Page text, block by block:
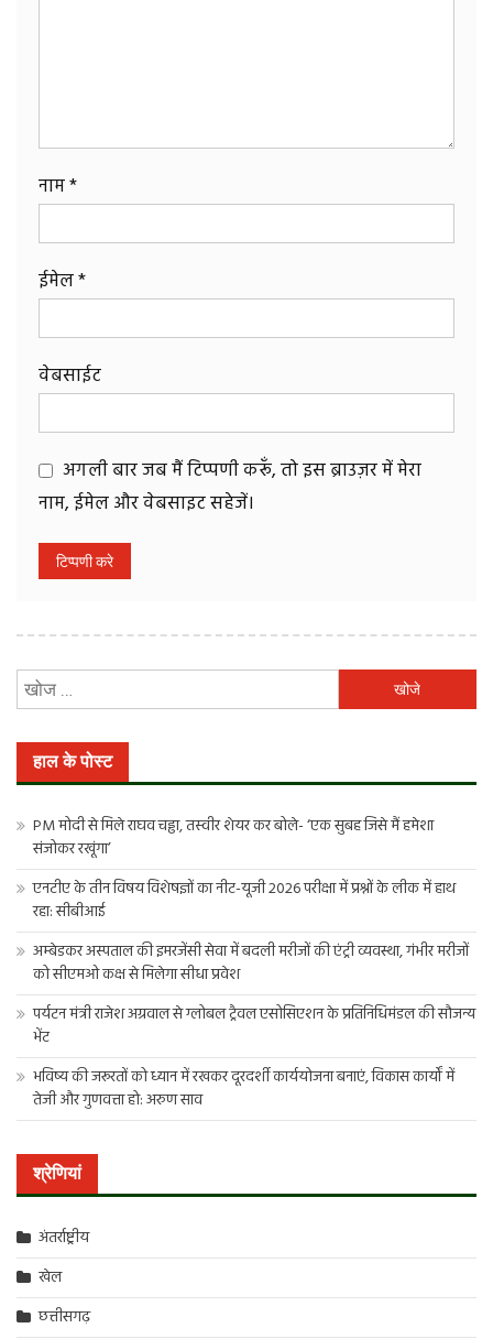
नाम*
ईमेल*
वेबसाईट
अगली बार जब मैं टिप्पणी करूँ, तो इस ब्राउज़र में मेरा
नाम, ईमेल और वेबसाइट सहेजें।
को
हाल के पोस्ट
PM मोदी से मिले राघव चड्ढा, तस्वीर शेयर कर बोले- ‘एक सुबह जिसे मैं हमेशा
संजोकर रखूंगा’
एनटीए के तीन विषय विशेषज्ञों का नीट-यूजी 2026 परीक्षा में प्रश्नों के लीक में हाथ
रहा: सीबीआई
अम्बेडकर अस्पताल की इमरजेंसी सेवा में बदली मरीजों की एंट्री व्यवस्था, गंभीर मरीजों
को सीएमओ कक्ष से मिलेगा सीधा प्रवेश
पर्यटन मंत्री राजेश अग्रवाल से ग्लोबल ट्रैवल एसोसिएशन के प्रतिनिधिमंडल की सौजन्य
भेंट
भविष्य की जरूरतों को ध्यान में रखकर दूरदर्शी कार्ययोजना बनाएं, विकास कार्यों में
तेजी और गुणवत्ता हो: अरुण साव
श्रेणियां
अंतर्राष्ट्रीय
खेल
छत्तीसगढ़